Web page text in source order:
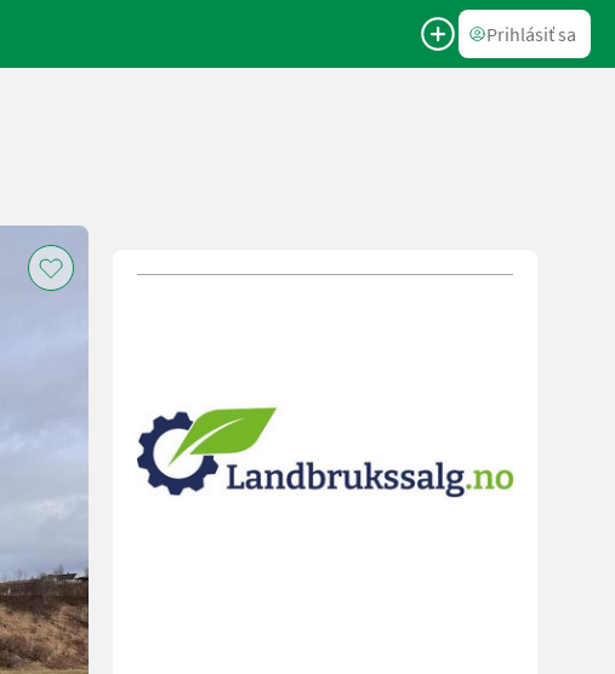
Prihlásiť sa